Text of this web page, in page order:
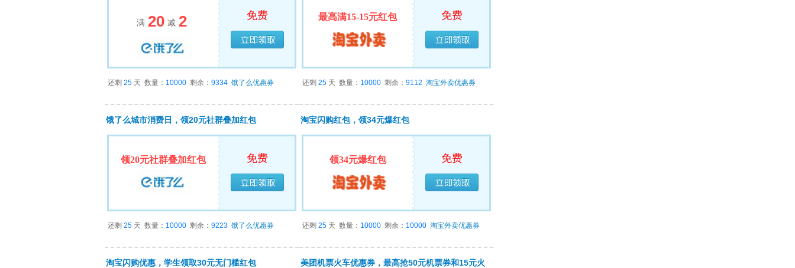
满 20 减 2 免费
已经领完
还剩 25 天 数量： 10000 剩余： 9334 饿了么优惠券
最高满15-15元红包 免费
已经领完
还剩 25 天 数量： 10000 剩余： 9112 淘宝外卖优惠券
饿了么城市消费日，领20元社群叠加红包
领20元社群叠加红包 免费
已经领完
还剩 25 天 数量： 10000 剩余： 9223 饿了么优惠券
淘宝闪购红包，领34元爆红包
领34元爆红包 免费
已经领完
还剩 25 天 数量： 10000 剩余： 10000 淘宝外卖优惠券
淘宝闪购优惠，学生领取30元无门槛红包
美团机票火车优惠券，最高抢50元机票券和15元火